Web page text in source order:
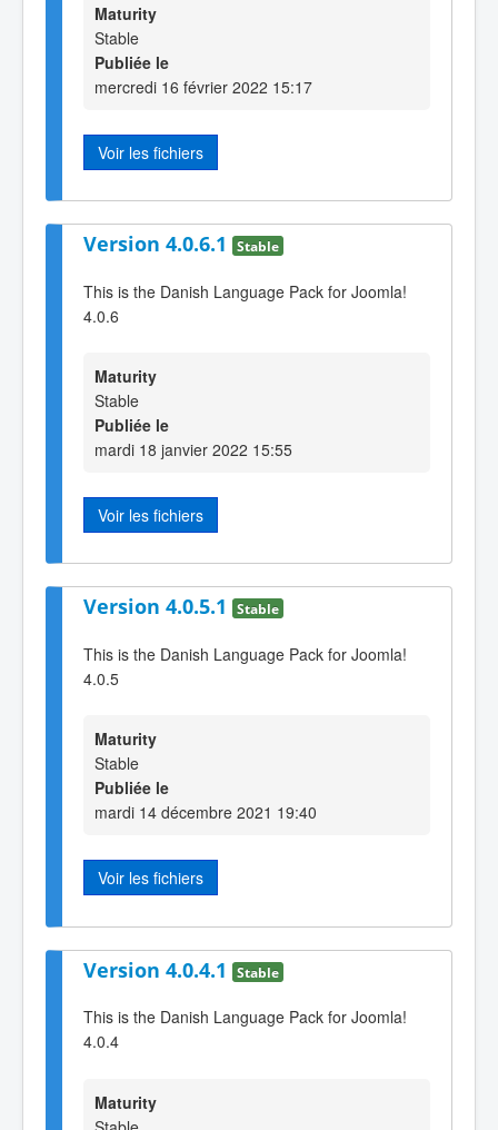
Maturity
Stable
Publiée le
mercredi 16 février 2022 15:17
Voir les fichiers
Version 4.0.6.1 Stable
This is the Danish Language Pack for Joomla!
4.0.6
Maturity
Stable
Publiée le
mardi 18 janvier 2022 15:55
Voir les fichiers
Version 4.0.5.1 Stable
This is the Danish Language Pack for Joomla!
4.0.5
Maturity
Stable
Publiée le
mardi 14 décembre 2021 19:40
Voir les fichiers
Version 4.0.4.1 Stable
This is the Danish Language Pack for Joomla!
4.0.4
Maturity